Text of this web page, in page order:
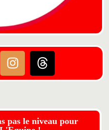
pas le niveau pour